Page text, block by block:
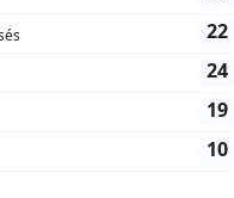
Velours Velours figure
dans le cadre des
en tête-à-tête
Naggar-Tremblay se
noms de Benoit